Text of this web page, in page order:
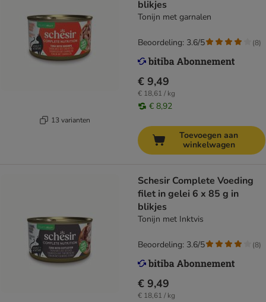
13 varianten
blikjes
Tonijn met garnalen
€ 9,49
€ 18,61 / kg
€ 8,92
Beoordeling: 3.6/5 (8)
Toevoegen aan
winkelwagen
Schesir Complete Voeding
filet in gelei 6 x 85 g in
blikjes
Tonijn met Inktvis
€ 9,49
€ 18,61 / kg
Beoordeling: 3.6/5 (8)